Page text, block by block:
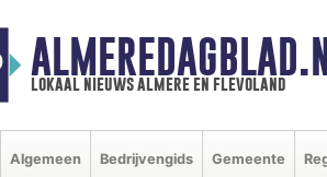
lokaal nieuws almere en flevoland
Algemeen Bedrijvengids Gemeente